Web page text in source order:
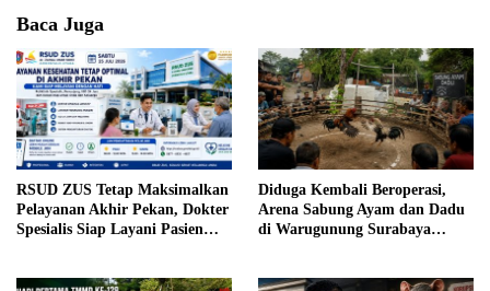
Baca Juga
RSUD ZUS Tetap Maksimalkan
Pelayanan Akhir Pekan, Dokter
Spesialis Siap Layani Pasien
Diduga Kembali Beroperasi,
Arena Sabung Ayam dan Dadu
di Warugunung Surabaya